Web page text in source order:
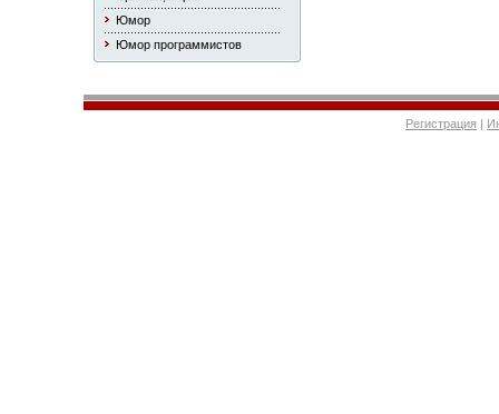
Юмор
Юмор программистов
Регистрация |